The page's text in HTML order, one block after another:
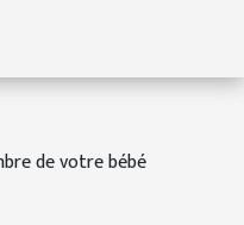
de votre bébé